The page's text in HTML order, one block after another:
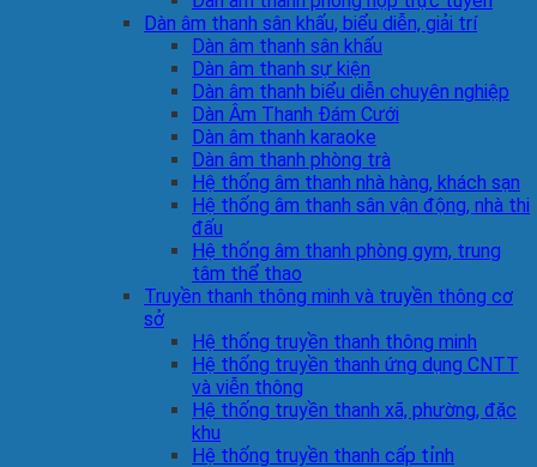
Dàn âm thanh sân khấu, biểu diễn, giải trí
Dàn âm thanh sân khấu
Dàn âm thanh sự kiện
Dàn âm thanh biểu diễn chuyên nghiệp
Dàn Âm Thanh Đám Cưới
Dàn âm thanh karaoke
Dàn âm thanh phòng trà
Hệ thống âm thanh nhà hàng, khách sạn
Hệ thống âm thanh sân vận động, nhà thi
đấu
Hệ thống âm thanh phòng gym, trung
tâm thể thao
Truyền thanh thông minh và truyền thông cơ
sở
Hệ thống truyền thanh thông minh
Hệ thống truyền thanh ứng dụng CNTT
và viễn thông
Hệ thống truyền thanh xã, phường, đặc
khu
Hệ thống truyền thanh cấp tỉnh